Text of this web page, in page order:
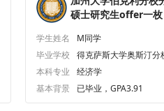
硕士研究生offer一枚
学生姓名
M同学
毕业学校
得克萨斯大学奥斯汀分
本科专业 经济学
基本背景
已毕业，GPA3.91